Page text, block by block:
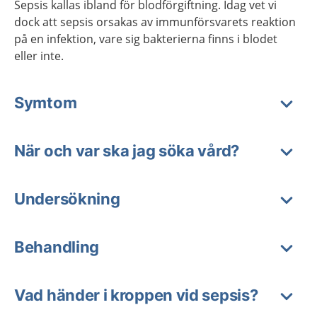
Sepsis kallas ibland för blodförgiftning. Idag vet vi
dock att sepsis orsakas av immunförsvarets reaktion
på en infektion, vare sig bakterierna finns i blodet
eller inte.
Symtom
När och var ska jag söka vård?
Undersökning
Behandling
Vad händer i kroppen vid sepsis?